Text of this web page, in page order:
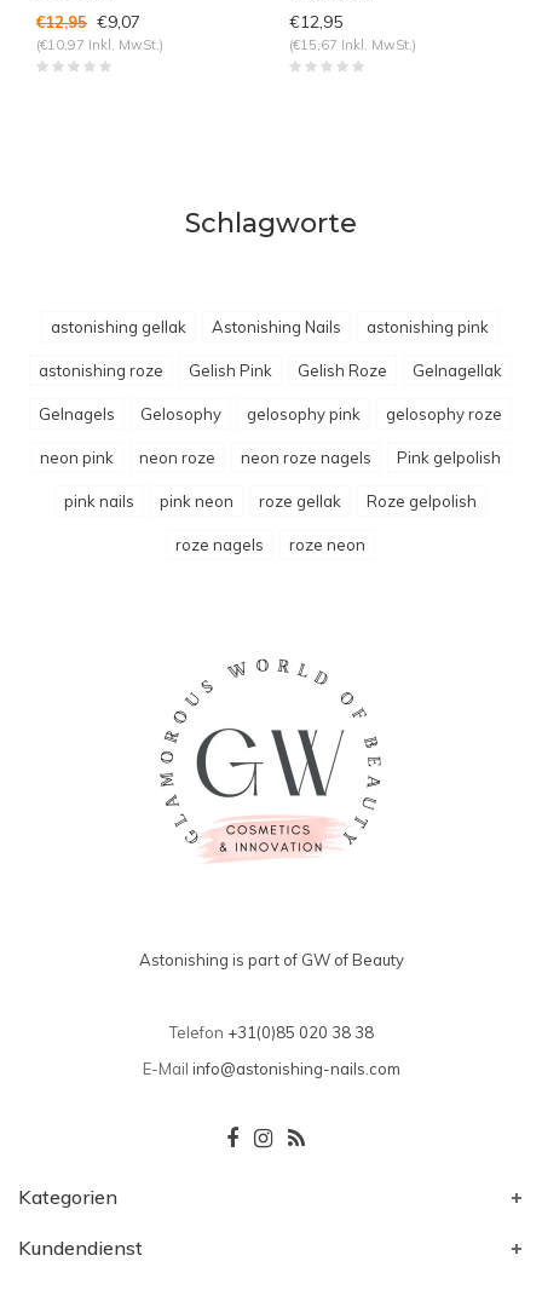
€12,95 €9,07
(€10,97 Inkl. MwSt.)
€12,95
(€15,67 Inkl. MwSt.)
Schlagworte
astonishing gellak Astonishing Nails astonishing pink
astonishing roze Gelish Pink Gelish Roze Gelnagellak
Gelnagels Gelosophy gelosophy pink gelosophy roze
neon pink neon roze neon roze nagels Pink gelpolish
pink nails pink neon roze gellak Roze gelpolish
roze nagels roze neon
Astonishing is part of GW of Beauty
Telefon +31(0)85 020 38 38
E-Mail info@astonishing-nails.com
Kategorien
Kundendienst